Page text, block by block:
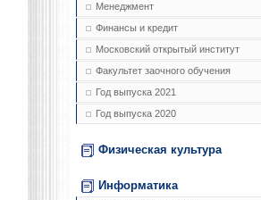
Менеджмент
Финансы и кредит
Московский открытый институт
Факультет заочного обучения
Год выпуска 2021
Год выпуска 2020
Физическая культура
Информатика